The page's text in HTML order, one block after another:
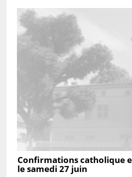
Confirmations catholique
le samedi 27 juin